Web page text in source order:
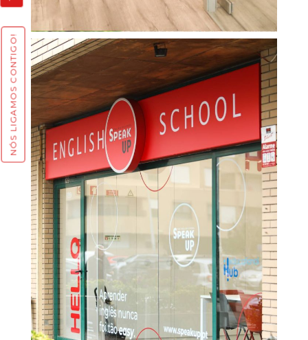
NÓS LIGAMOS CONTIGO!